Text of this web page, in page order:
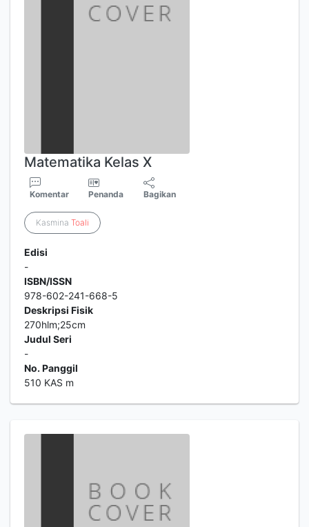
Matematika Kelas X
Komentar Penanda Bagikan
Kasmina Toali
Edisi
-
ISBN/ISSN
978-602-241-668-5
Deskripsi Fisik
270hlm;25cm
Judul Seri
-
No. Panggil
510 KAS m